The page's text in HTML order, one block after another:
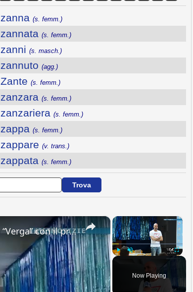
zanna (s. femm.)
zannata (s. femm.)
zanni (s. masch.)
zannuto (agg.)
Zante (s. femm.)
zanzara (s. femm.)
zanzariera (s. femm.)
zappa (s. femm.)
zappare (v. trans.)
zappata (s. femm.)
×
Fullscreen
Now Playing
×
Adrano. Interessante incontro al liceo “Verga” con il prof. Fabio Gamberini. Studenti del Linguistic